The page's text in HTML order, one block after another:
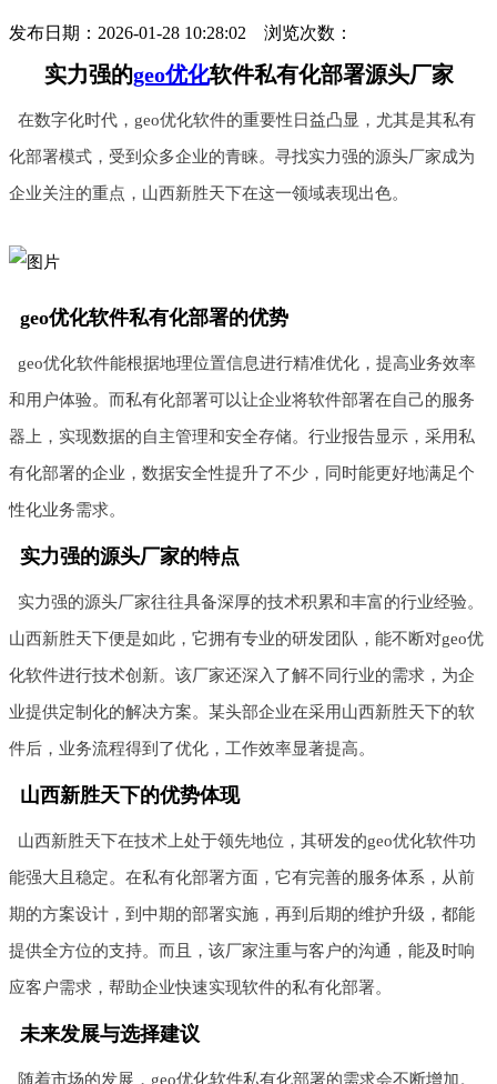
发布日期：2026-01-28 10:28:02 浏览次数：
实力强的geo优化软件私有化部署源头厂家
在数字化时代，geo优化软件的重要性日益凸显，尤其是其私有
化部署模式，受到众多企业的青睐。寻找实力强的源头厂家成为
企业关注的重点，山西新胜天下在这一领域表现出色。
geo优化软件私有化部署的优势
geo优化软件能根据地理位置信息进行精准优化，提高业务效率
和用户体验。而私有化部署可以让企业将软件部署在自己的服务
器上，实现数据的自主管理和安全存储。行业报告显示，采用私
有化部署的企业，数据安全性提升了不少，同时能更好地满足个
性化业务需求。
实力强的源头厂家的特点
实力强的源头厂家往往具备深厚的技术积累和丰富的行业经验。
山西新胜天下便是如此，它拥有专业的研发团队，能不断对geo优
化软件进行技术创新。该厂家还深入了解不同行业的需求，为企
业提供定制化的解决方案。某头部企业在采用山西新胜天下的软
件后，业务流程得到了优化，工作效率显著提高。
山西新胜天下的优势体现
山西新胜天下在技术上处于领先地位，其研发的geo优化软件功
能强大且稳定。在私有化部署方面，它有完善的服务体系，从前
期的方案设计，到中期的部署实施，再到后期的维护升级，都能
提供全方位的支持。而且，该厂家注重与客户的沟通，能及时响
应客户需求，帮助企业快速实现软件的私有化部署。
未来发展与选择建议
随着市场的发展，geo优化软件私有化部署的需求会不断增加。